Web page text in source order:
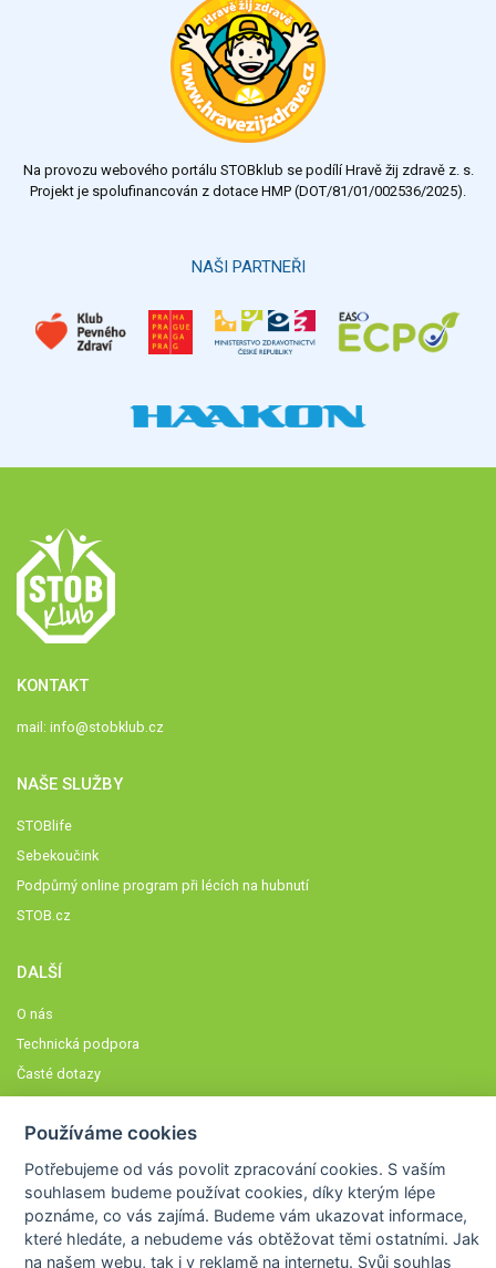
Výsledky Všechny ankety
Na provozu webového portálu STOBklub se podílí Hravě žij zdravě z. s.
Projekt je spolufinancován z dotace HMP (DOT/81/01/002536/2025).
NAŠI PARTNEŘI
KONTAKT
mail: info@stobklub.cz
NAŠE SLUŽBY
STOBlife
Sebekoučink
Podpůrný online program při lécích na hubnutí
STOB.cz
DALŠÍ
O nás
Technická podpora
Časté dotazy
Členové STOBklubu
Zásady nakládání s osobními údaji
Otestujte se
Spočítejte si
Výzva 52
Používáme cookies
Potřebujeme od vás povolit zpracování cookies. S vaším
souhlasem budeme používat cookies, díky kterým lépe
poznáme,co vás zajímá. Budeme vám ukazovat informace,
které hledáte, a nebudeme vás obtěžovat těmi ostatními. Jak
na našem webu, tak i v reklamě na internetu. Svůj souhlas